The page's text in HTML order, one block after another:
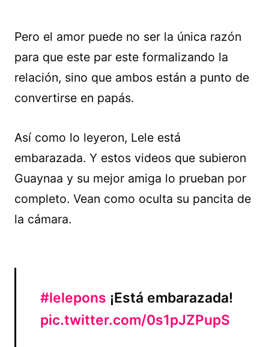
Pero el amor puede no ser la única razón
para que este par este formalizando la
relación, sino que ambos están a punto de
convertirse en papás.
Así como lo leyeron, Lele está
embarazada. Y estos videos que subieron
Guaynaa y su mejor amiga lo prueban por
completo. Vean como oculta su pancita de
la cámara.
#lelepons ¡Está embarazada!
pic.twitter.com/0s1pJZPupS